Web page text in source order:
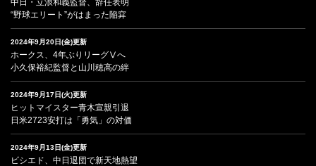
中日・立浪和義監督、辞任表明
“野球エリート”がはまった陥穽
2024年9月20日(金)更新
ホークス、4年ぶりリーグⅤへ
小久保裕紀監督と山川穂高の絆
2024年9月17日(火)更新
ヒットマイスター青木宣親引退
日米2723安打は「勇気」の対価
2024年9月13日(金)更新
ビシエド、中日退団で新天地熱望